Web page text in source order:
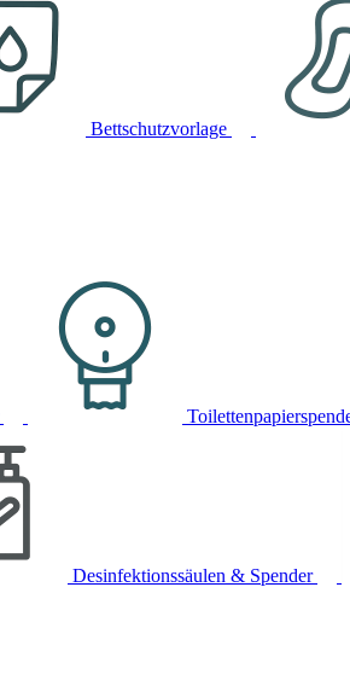
Bettschutzvorlage
Desinfektionssäulen & Spender